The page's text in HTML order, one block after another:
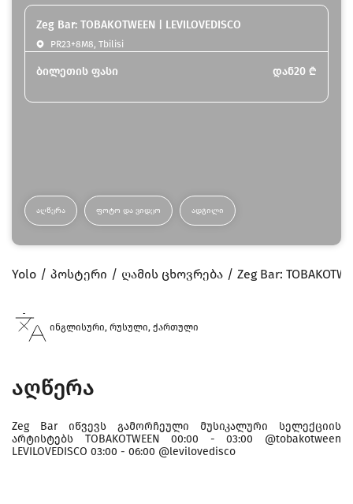
Zeg Bar: TOBAKOTWEEN | LEVILOVEDISCO
PR23+8M8, Tbilisi
ბილეთის ფასი დან20 ₾
ᲐᲦᲬᲔᲠᲐ ᲤᲝᲢᲝ ᲓᲐ ᲕᲘᲓᲔᲝ ᲐᲓᲒᲘᲚᲘ
Yolo პოსტერი ღამის ცხოვრება Zeg Bar:
ინგლისური, რუსული, ქართული
აღწერა
Zeg Bar იწვევს გამორჩეული მუსიკალური სელექციის
არტისტებს TOBAKOTWEEN 00:00 - 03:00 @tobakotween
LEVILOVEDISCO 03:00 - 06:00 @levilovedisco